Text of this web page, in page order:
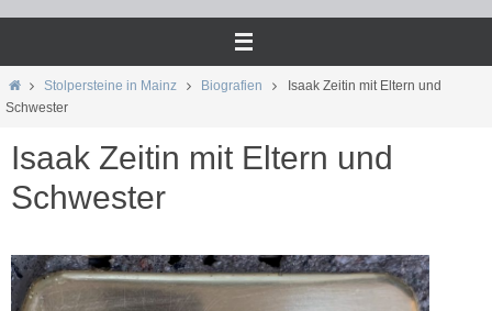
StartStolpersteine in Mainz Biografien
Isaak Zeitin mit Eltern und
Schwester
Isaak Zeitin mit Eltern und
Schwester